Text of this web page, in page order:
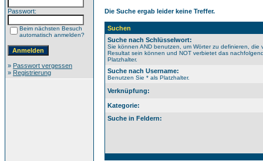
Passwort:
Beim nächsten Besuch
automatisch anmelden?
» Passwort vergessen
» Registrierung
Die Suche ergab leider keine Treffer.
Suchen
Suche nach Schlüsselwort:
Sie können AND benutzen, um Wörter zu definieren, die
Resultat sein können und NOT verbietet das
Platzhalter.
Suche nach Username:
Benutzen Sie * als Platzhalter.
Verknüpfung:
Kategorie:
Suche in Feldern: